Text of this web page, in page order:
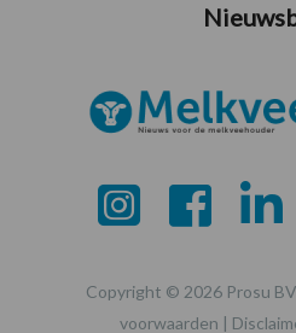
Copyright © 2026 Prosu
voorwaarden |